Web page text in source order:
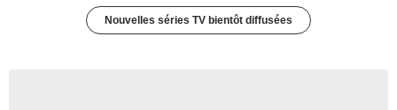
Nouvelles séries TV bientôt diffusées